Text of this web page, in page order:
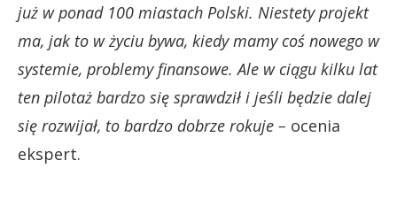
już w ponad 100 miastach Polski. Niestety projekt
ma, jak to w życiu bywa, kiedy mamy coś nowego w
systemie, problemy finansowe. Ale w ciągu kilku lat
ten pilotaż bardzo się sprawdził i jeśli będzie dalej
się rozwijał, to bardzo dobrze rokuje – ocenia
ekspert.